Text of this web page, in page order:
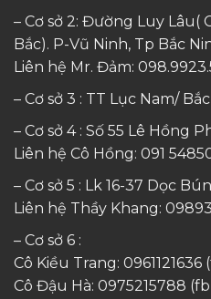
– Cơ sở 2: Đường Luy Lâu(
Bắc). P-Vũ Ninh, Tp Bắc
Liên hệ Mr. Đảm:
– Cơ sở 3 : TT Lục Nam/
– Cơ sở 4 : Số 55 Lê Hồng
Liên hệ Cô Hồng: 091
– Cơ sở 5 : Lk 16-37 Dọc
Liên hệ Thầy Khang:
– Cơ sở 6 :
Cô Kiều Trang: 0961121636
Cô Đậu Hà: 0975215788